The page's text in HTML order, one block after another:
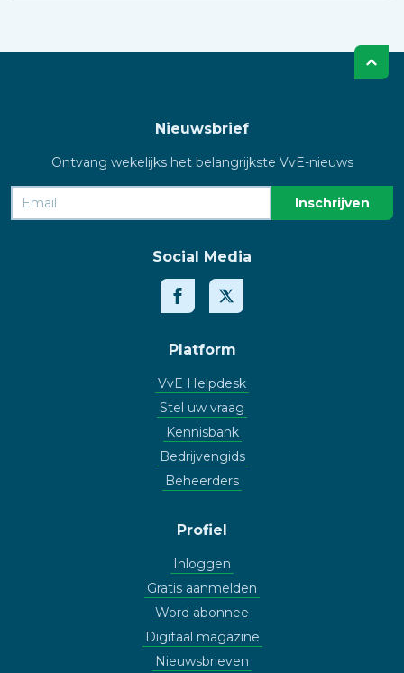
Nieuwsbrief
Ontvang wekelijks het belangrijkste VvE-nieuws
Social Media
Platform
VvE Helpdesk
Stel uw vraag
Kennisbank
Bedrijvengids
Beheerders
Profiel
Inloggen
Gratis aanmelden
Word abonnee
Digitaal magazine
Nieuwsbrieven